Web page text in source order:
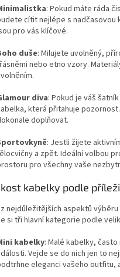
: Pokud máte ráda
cítit nejlépe s nadčasovou
pro vás klíčové.
duše: Milujete uvolněný,
nebo etno vzory.
diva: Pokud je váš
která přitahuje
doplňovat.
: Jestli žijete
a zpět. Ideální volbou
pro všechny vaše
kabelky podle
nejdůležitějších aspektů
si tři hlavní kategorie podle
kabelky: Malé kabelky,
Vejde se do nich jen to
eleganci vašeho outfitu,